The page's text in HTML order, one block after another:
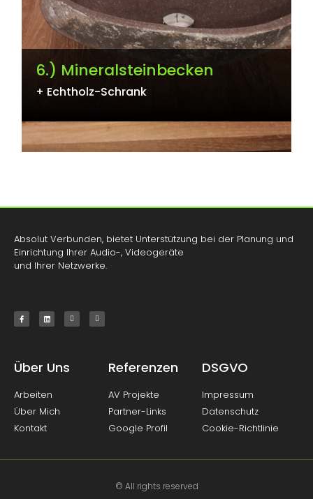
6.) Mineralsteinbecken
+ Echtholz-Schrank
Absolut Verbunden, bietet Unterstützung bei der Planung und
Einrichtung Ihrer Audio-, Videogeräte
und Ihrer Netzwerke.
Über Uns
Arbeiten
Über Mich
Kontakt
Referenzen
AV Projekte
Partner-Links
Google Profil
DSGVO
Impressum
Datenschutz
Cookie-Richtlinie
© All rights reserved